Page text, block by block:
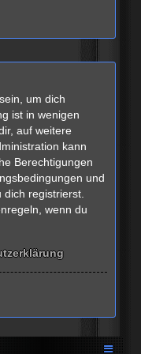
um dich
ist in wenigen
auf weitere
kann
Berechtigungen
und
dich registrierst.
wenn du